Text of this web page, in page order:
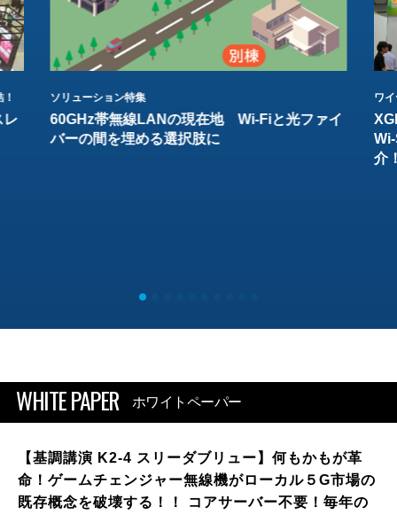
レ
ソリューション特集
60GHz帯無線LANの現在地 Wi-Fiと光ファイ
バーの間を埋める選択肢に
ワ
介
WHITE PAPER ホワイトペーパー
【基調講演 K2-4 スリーダブリュー】何もかもが革
命！ゲームチェンジャー無線機がローカル５G市場の
既存概念を破壊する！！ コアサーバー不要！毎年の